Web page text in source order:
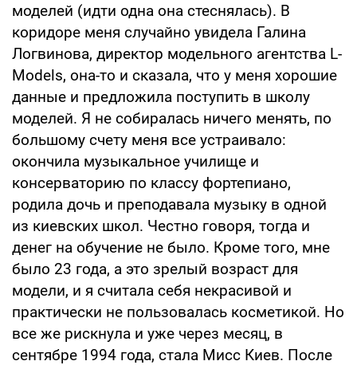
моделей (идти одна она стеснялась). В
коридоре меня случайно увидела Галина
Логвинова, директор модельного агентства L-
Models, она-то и сказала, что у меня хорошие
данные и предложила поступить в школу
моделей. Я не собиралась ничего менять, по
большому счету меня все устраивало:
окончила музыкальное училище и
консерваторию по классу фортепиано,
родила дочь и преподавала музыку в одной
из киевских школ. Честно говоря, тогда и
денег на обучение не было. Кроме того, мне
было 23 года, а это зрелый возраст для
модели, и я считала себя некрасивой и
практически не пользовалась косметикой. Но
все же рискнула и уже через месяц, в
сентябре 1994 года, стала Мисс Киев. После